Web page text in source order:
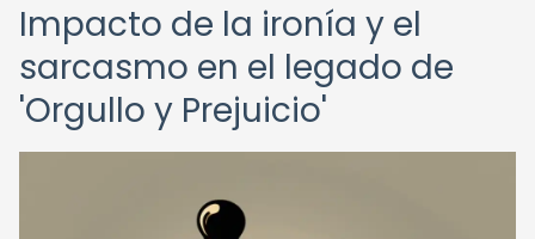
Impacto de la ironía y el
sarcasmo en el legado de
'Orgullo y Prejuicio'